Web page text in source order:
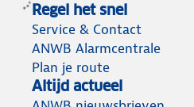
Regel het snel
Service & Contact
ANWB Alarmcentrale
Plan je route
Altijd actueel